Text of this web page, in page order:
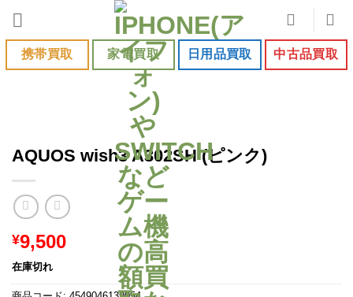
content携帯買取 家電買取 日用品買取 中古品買取
AQUOS wish3 A302SH (ピンク)
¥9,500
在庫切れ